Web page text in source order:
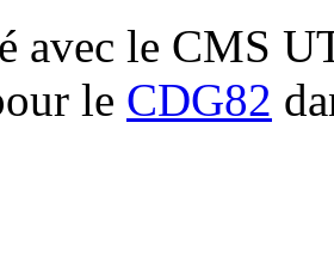
avec le CMS
le CDG82